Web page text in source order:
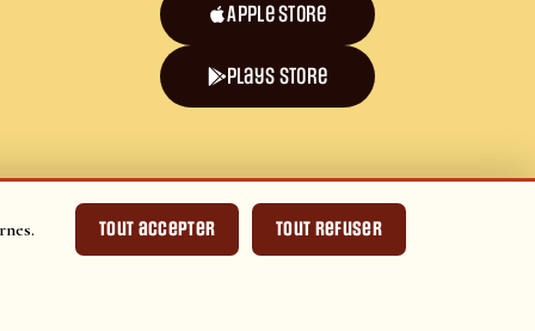
Tout accepter Tout refuser
Apple Store
plays store